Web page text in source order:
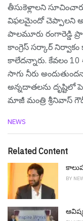
తీసుకెళ్లాలని
విఫ‌ల‌మైందో చెప్పాల‌ని
పాలమూరు రంగారెడ్డి
కాంగ్రెస్ స‌ర్కార్
కాలేద‌న్నారు. కేవ‌లం
సాగు నీరు
అన్న‌దాత‌ల‌ను దృష్టిలో
మాజీ మంత్రి శ్రీ‌నివాస్
C
e
e
:
NEWS
Related Content
BY